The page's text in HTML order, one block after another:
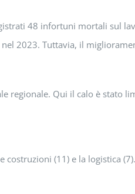
48 infortuni mortali sul
2023. Tuttavia, il
regionale. Qui il calo è stato
(11) e la logistica (7).